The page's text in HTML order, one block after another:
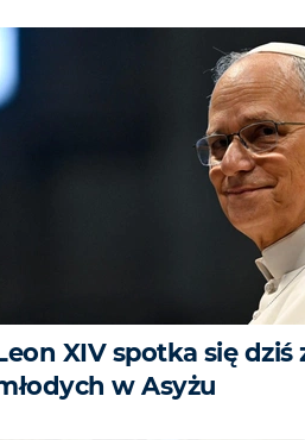
XIV spotka się dziś
w Asyżu